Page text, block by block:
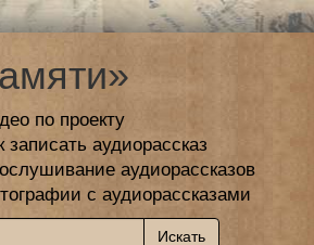
по проекту
записать аудиорассказ
аудиорассказов
с аудиорассказами